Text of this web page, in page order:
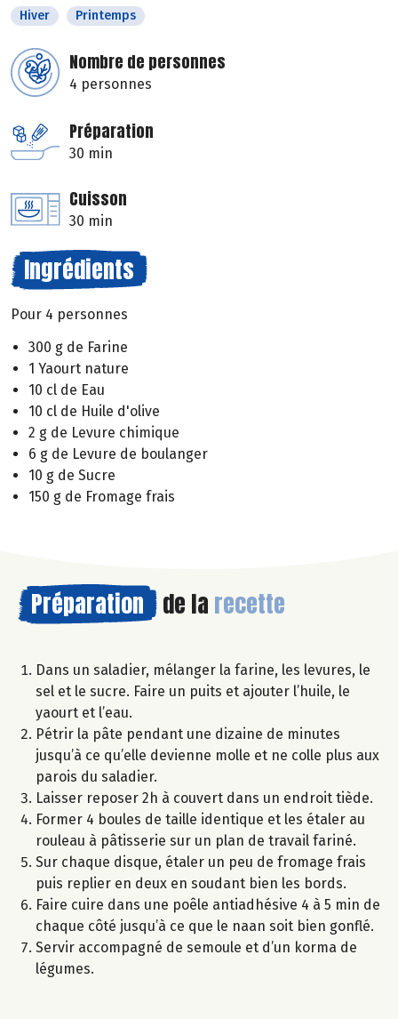
Hiver
Printemps
Nombre de personnes
4 personnes
Préparation
30 min
Cuisson
30 min
Ingrédients
Pour 4 personnes
300 g de Farine
1 Yaourt nature
10 cl de Eau
10 cl de Huile d'olive
2 g de Levure chimique
6 g de Levure de boulanger
10 g de Sucre
150 g de Fromage frais
Préparation de la recette
Dans un saladier, mélanger la farine, les levures, le
sel et le sucre. Faire un puits et ajouter l’huile, le
yaourt et l’eau.
Pétrir la pâte pendant une dizaine de minutes
jusqu’à ce qu’elle devienne molle et ne colle plus aux
parois du saladier.
Laisser reposer 2h à couvert dans un endroit tiède.
Former 4 boules de taille identique et les étaler au
rouleau à pâtisserie sur un plan de travail fariné.
Sur chaque disque, étaler un peu de fromage frais
puis replier en deux en soudant bien les bords.
Faire cuire dans une poêle antiadhésive 4 à 5 min de
chaque côté jusqu’à ce que le naan soit bien gonflé.
Servir accompagné de semoule et d’un korma de
légumes.